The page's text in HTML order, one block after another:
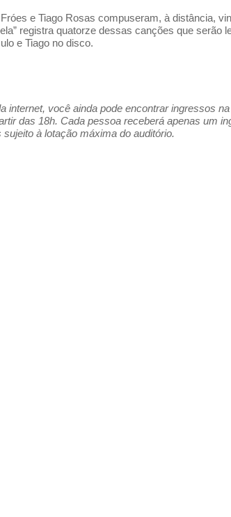
e Tiago Rosas compuseram, à distância,
registra quatorze dessas canções que serão
e Tiago no disco.
internet, você ainda pode encontrar ingressos na
das 18h. Cada pessoa receberá apenas um
à lotação máxima do auditório.